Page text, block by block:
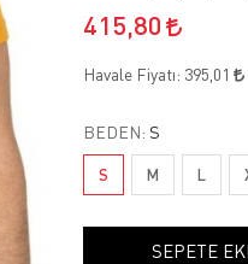
415,80
Havale Fiyatı: 395,01
BEDEN: S
S M L
SEPETE